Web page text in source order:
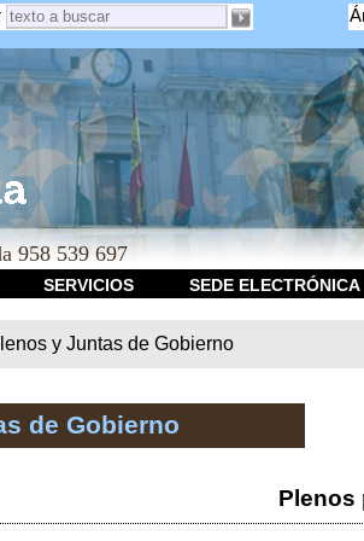
958 539 697
SERVICIOS SEDE ELECTRÓNICA
y Juntas de Gobierno
de Gobierno
Plenos